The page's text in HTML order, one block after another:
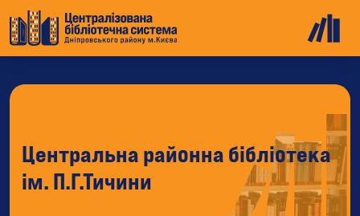
Центральна районна бібліотека
ім. П.Г.Тичини